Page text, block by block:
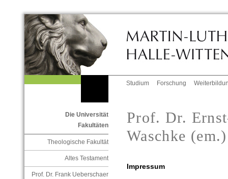
Studium Forschung
Die Universität
Fakultäten
Theologische Fakultät
Altes Testament
Prof. Dr. Frank Ueberschaer
Prof. Dr.
Waschke (em.)
Impressum